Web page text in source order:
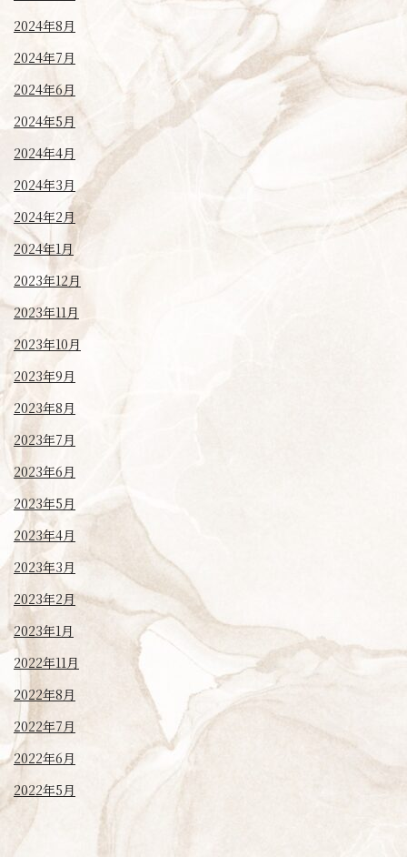
2024年8月
2024年7月
2024年6月
2024年5月
2024年4月
2024年3月
2024年2月
2024年1月
2023年12月
2023年11月
2023年10月
2023年9月
2023年8月
2023年7月
2023年6月
2023年5月
2023年4月
2023年3月
2023年2月
2023年1月
2022年11月
2022年8月
2022年7月
2022年6月
2022年5月